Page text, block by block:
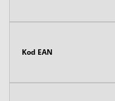
Kod EAN